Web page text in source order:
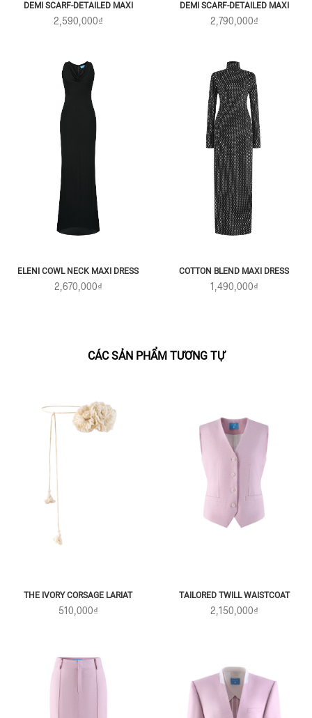
DEMI SCARF-DETAILED MAXI
2,590,000₫
DEMI SCARF-DETAILED MAXI
2,790,000₫
ELENI COWL NECK MAXI DRESS
2,670,000₫
COTTON BLEND MAXI DRESS
1,490,000₫
CÁC SẢN PHẨM TƯƠNG TỰ
THE IVORY CORSAGE LARIAT
510,000₫
TAILORED TWILL WAISTCOAT
2,150,000₫